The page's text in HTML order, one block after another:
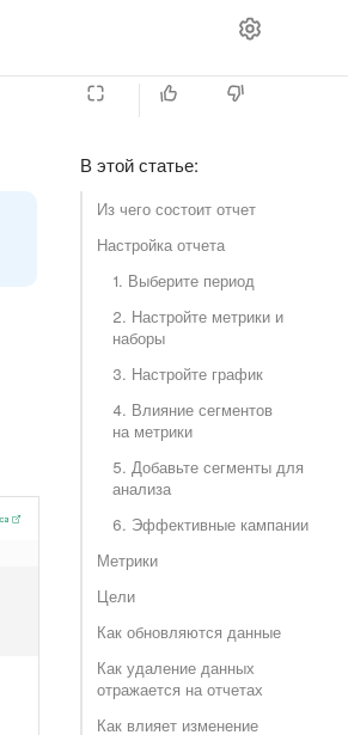
В этой статье:
Из чего состоит отчет
Настройка отчета
1. Выберите период
2. Настройте метрики и
наборы
3. Настройте график
4. Влияние сегментов
на метрики
5. Добавьте сегменты для
анализа
6. Эффективные кампании
Метрики
Цели
Как обновляются данные
Как удаление данных
отражается на отчетах
Как влияет изменение